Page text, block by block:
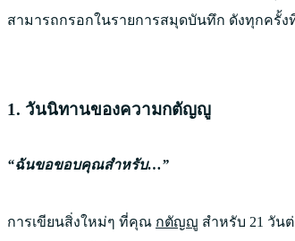
สามารถกรอกในรายการสมุดบันทึก ดังทุกครั้ง
1. วันนิทานของความกตัญญู
“ฉันขอขอบคุณสำหรับ…”
การเขียนสิ่งใหม่ๆ ที่คุณ กตัญญู สำหรับ 21 วัน